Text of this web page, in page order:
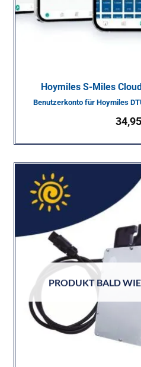
Hoymiles S-Miles
Benutzerkonto für Hoymiles
34,95
PRODUKT BALD